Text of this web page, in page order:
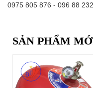
0975 805 876 - 096 88
SẢN PHẨM